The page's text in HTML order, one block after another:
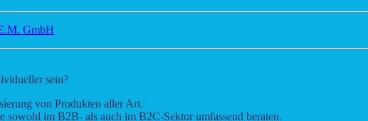
GmbH
sein?
von Produkten aller Art.
im B2B- als auch im B2C-Sektor umfassend beraten.